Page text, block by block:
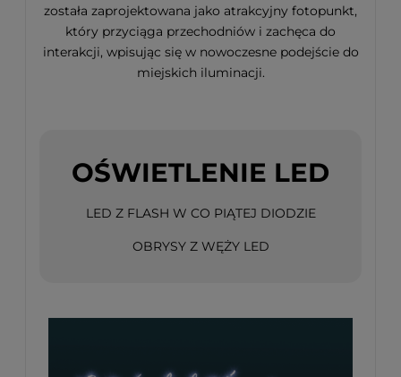
została zaprojektowana jako atrakcyjny fotopunkt,
który przyciąga przechodniów i zachęca do
interakcji, wpisując się w nowoczesne podejście do
miejskich iluminacji.
OŚWIETLENIE LED
LED Z FLASH W CO PIĄTEJ DIODZIE
OBRYSY Z WĘŻY LED